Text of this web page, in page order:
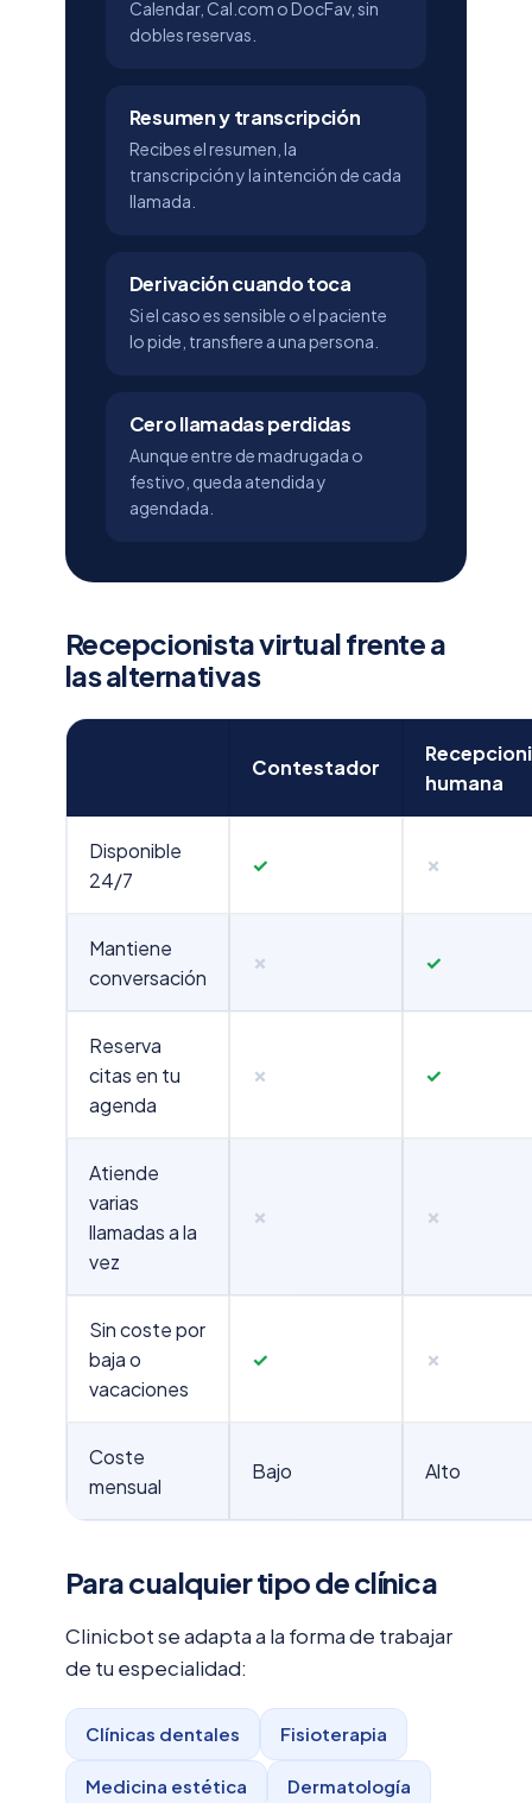
Calendar, Cal.com o DocFav, sin
dobles reservas.
Resumen y transcripción
Recibes el resumen, la
transcripción y la intención de cada
llamada.
Derivación cuando toca
Si el caso es sensible o el paciente
lo pide, transfiere a una persona.
Cero llamadas perdidas
Aunque entre de madrugada o
festivo, queda atendida y
agendada.
Recepcionista virtual frente a
las alternativas
Contestador
humana
Disponible
24/7
✓ ✗
Mantiene
conversación
✗ ✓
Reserva
citas en tu
agenda
✗ ✓
Atiende
varias
llamadas a la
vez
✗ ✗
Sin coste por
baja o
vacaciones
✓ ✗
Coste
mensual
Bajo Alto
Para cualquier tipo de clínica
Clinicbot se adapta a la forma de trabajar
de tu especialidad:
Clínicas dentales Fisioterapia
Medicina estética Dermatología